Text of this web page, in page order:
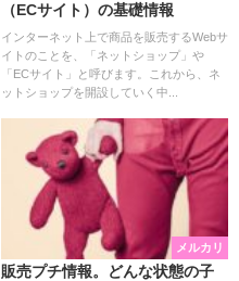
（ECサイト）の基礎情報
インターネット上で商品を販売するWebサ
イトのことを、「ネットショップ」や
「ECサイト」と呼びます。これから、ネ
ットショップを開設していく中...
メルカリ
販売プチ情報。どんな状態の子